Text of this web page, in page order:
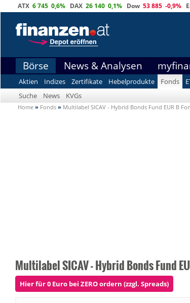
ATX 6 745 0,6% DAX 26 140 0,1% Dow 53 885 -0,9%
Börse News & Analysen
Aktien Indizes Zertifikate Hebelprodukte Fonds
Suche
News KVGs
Home » Fonds » Multilabel SICAV - Hybrid Bonds Fund EUR B
Multilabel SICAV - Hybrid Bonds Fund
Hier für 0 Euro bei ZERO ordern (zzgl. Spreads)